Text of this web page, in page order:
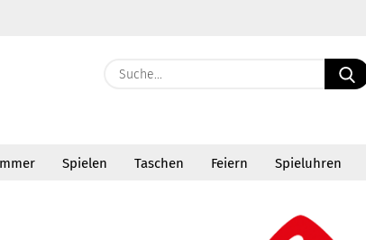
Spielen Taschen Feiern Spieluhren